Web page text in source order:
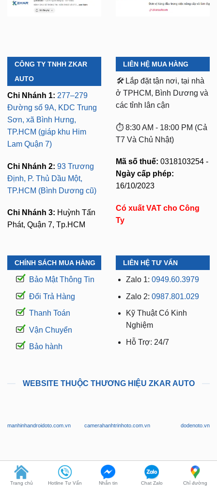
CÔNG TY TNHH ZKAR
AUTO
Chi Nhánh 1: 277–279
Đường số 9A, KDC Trung
Sơn, xã Bình Hưng,
TP.HCM (giáp khu Him
Lam Quận 7)
Chi Nhánh 2: 93 Trương
Định, P. Thủ Dầu Một,
TP.HCM (Bình Dương cũ)
Chi Nhánh 3: Huỳnh Tấn
Phát, Quận 7, Tp.HCM
LIÊN HỆ MUA HÀNG
🛠️ Lắp đặt tận nơi, tại nhà
ở TPHCM, Bình Dương và
các tỉnh lân cận
⏱️ 8:30 AM - 18:00 PM (Cả
T7 Và Chủ Nhật)
Mã số thuế: 0318103254 -
Ngày cấp phép:
16/10/2023
Có xuất VAT cho Công
Ty
CHÍNH SÁCH MUA HÀNG
Bảo Mật Thông Tin
Đổi Trả Hàng
Thanh Toán
Vận Chuyển
Bảo hành
LIÊN HỆ TƯ VẤN
Zalo 1: 0949.60.3979
Zalo 2: 0987.801.029
Kỹ Thuật Có Kinh
Nghiệm
Hỗ Trợ: 24/7
WEBSITE THUỘC THƯƠNG HIỆU ZKAR AUTO
manhinhandroidoto.com.vn camerahanhtrinhoto.com.vn dodenoto.vn
dogheoto.vn dochoixesang.com.vn phukienotovinfast.vn
Trang chủ Hotline Tư Vấn Nhắn tin Chat Zalo Chỉ đường